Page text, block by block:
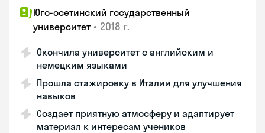
Юго-осетинский государственный
университет • 2018 г.
Окончила университет с английским и
немецким языками
Прошла стажировку в Италии для улучшения
навыков
Создает приятную атмосферу и адаптирует
материал к интересам учеников